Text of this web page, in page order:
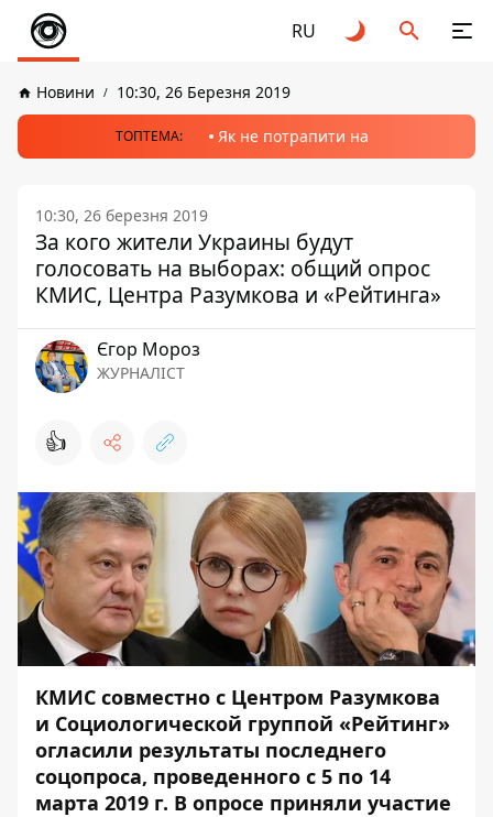
RU
Новини 10:30, 26 Березня 2019
ТОПТЕМА: Як не потрапити на
10:30, 26 березня 2019
За кого жители Украины будут
голосовать на выборах: общий опрос
КМИС, Центра Разумкова и «Рейтинга»
Єгор Мороз
ЖУРНАЛІСТ
👍
КМИС совместно с Центром Разумкова
и Социологической группой «Рейтинг»
огласили результаты последнего
соцопроса, проведенного с 5 по 14
марта 2019 г. В опросе приняли участие